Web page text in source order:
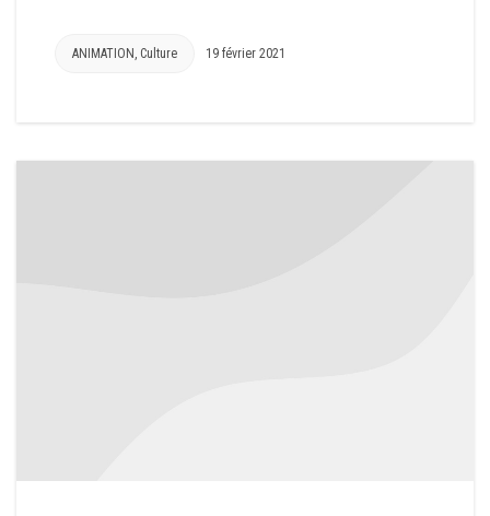
ANIMATION , Culture 19 février 2021